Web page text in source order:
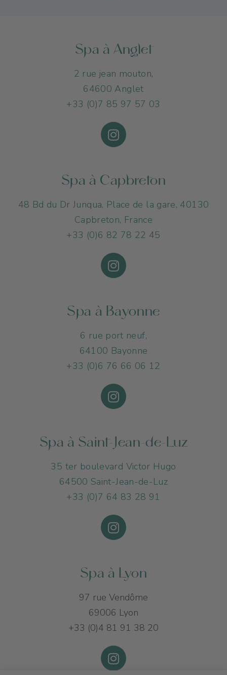
Spa à Anglet
2 rue jean mouton,
64600 Anglet
+33 (0)7 85 97 57 03
Spa à Capbreton
48 Bd du Dr Junqua, Place de la gare, 40130
Capbreton, France
+33 (0)6 82 78 22 45
Spa à Bayonne
6 rue port neuf,
64100 Bayonne
+33 (0)6 76 66 06 12
Spa à Saint-Jean-de-Luz
35 ter boulevard Victor Hugo
64500 Saint-Jean-de-Luz
+33 (0)7 64 83 28 91
Spa à Lyon
97 rue Vendôme
69006 Lyon
+33 (0)4 81 91 38 20